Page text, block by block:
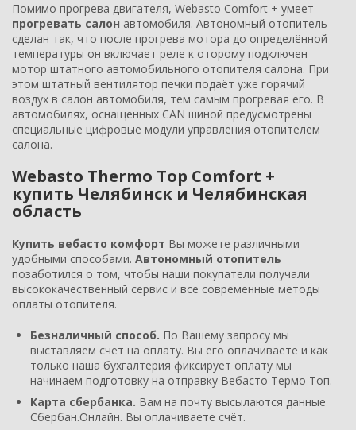
Помимо прогрева двигателя, Webasto Comfort + умеет
прогревать салон автомобиля. Автономный отопитель
сделан так, что после прогрева мотора до определённой
температуры он включает реле к оторому подключен
мотор штатного автомобильного отопителя салона. При
этом штатный вентилятор печки подаёт уже горячий
воздух в салон автомобиля, тем самым прогревая его. В
автомобилях, оснащенных CAN шиной предусмотрены
специальные цифровые модули управления отопителем
салона.
Webasto Thermo Top Comfort +
купить Челябинск и Челябинская
область
Купить вебасто комфорт Вы можете различными
удобными способами. Автономный отопитель
позаботился о том, чтобы наши покупатели получали
высококачественный сервис и все современные методы
оплаты отопителя.
Безналичный способ. По Вашему запросу мы
выставляем счёт на оплату. Вы его оплачиваете и как
только наша бухгалтерия фиксирует оплату мы
начинаем подготовку на отправку Вебасто Термо Топ.
Карта сбербанка. Вам на почту высылаются данные
Сбербан.Онлайн. Вы оплачиваете счёт.